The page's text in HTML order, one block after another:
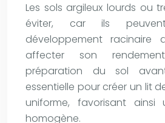
Les sols argileux lourds ou
éviter, car ils
développement
affecter son
préparation du sol
essentielle pour créer un lit
uniforme, favorisant ainsi
homogène.